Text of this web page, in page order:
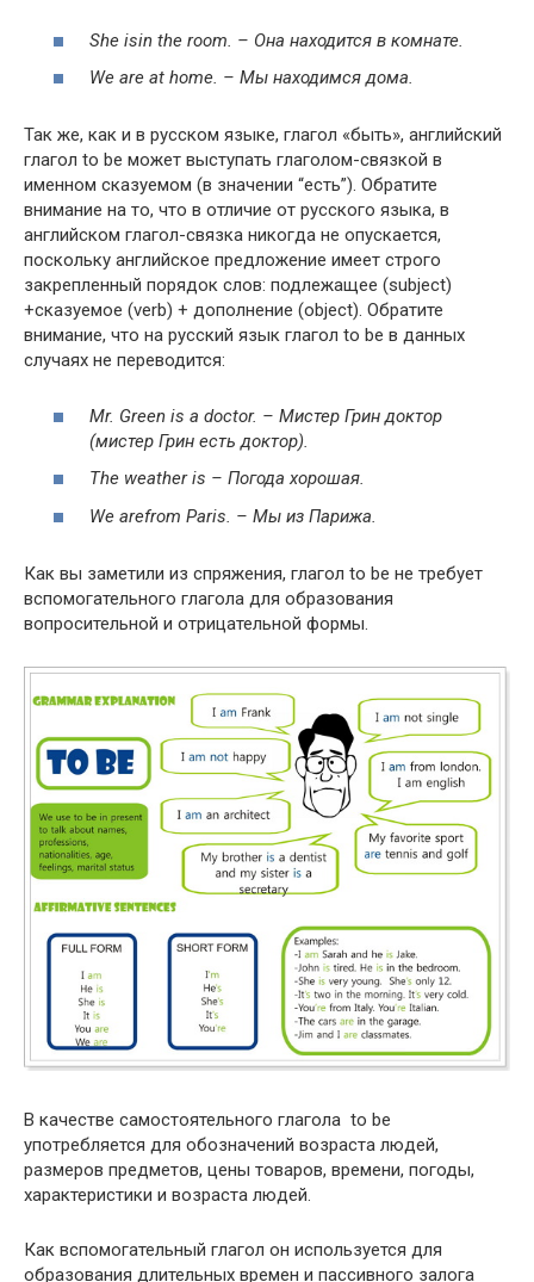
She isin the room. – Она находится в комнате.
We are at home. – Мы находимся дома.
Так же, как и в русском языке, глагол «быть», английский
глагол to be может выступать глаголом-связкой в
именном сказуемом (в значении “есть”). Обратите
внимание на то, что в отличие от русского языка, в
английском глагол-связка никогда не опускается,
поскольку английское предложение имеет строго
закрепленный порядок слов: подлежащее (sub­ject)
+сказуемое (verb) + дополнение (object). Обратите
внимание, что на русский язык глагол to be в данных
случаях не переводится:
Mr. Green is a doc­tor. – Мистер Грин доктор
(мистер Грин есть доктор).
The weath­er is – Погода хорошая.
We are­from Paris. – Мы из Парижа
Как вы заметили из спряжения, глагол to be не требует
вспомогательного глагола для образования
вопросительной и отрицательной формы.
В качестве самостоятельного глагола to be
употребляется для обозначений возраста людей,
размеров предметов, цены товаров, времени, погоды,
характеристики и возраста людей.
Как вспомогательный глагол он используется для
образования длительных времен и пассивного залога